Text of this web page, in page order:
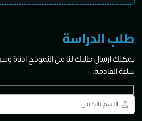
طلب الدراسة
ساعة القادمة.